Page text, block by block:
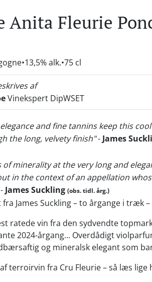
Anita Fleurie
13,5% alk. 75 cl
af
Vinekspert DipWSET
and fine tannins keep this
the long, velvety finish"- James
of minerality at the very long and
in the context of an appellation
James Suckling (obs. tidl. årg.)
James Suckling – to årgange i træk
ratede vin fra den sydvendte
2024-årgang... Overdådigt
og mineralsk elegant som
terroirvin fra Cru Fleurie – så læs lige